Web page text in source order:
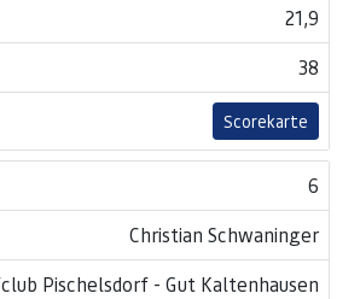
21,9
38
Scorekarte
6
Christian Schwaninger
Pischelsdorf - Gut Kaltenhausen